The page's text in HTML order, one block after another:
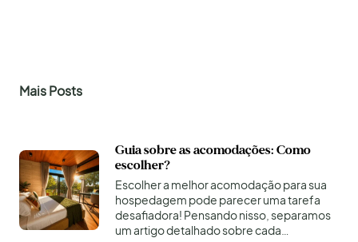
Mais Posts
Guia sobre as acomodações: Como
escolher?
Escolher a melhor acomodação para sua
hospedagem pode parecer uma tarefa
desafiadora! Pensando nisso, separamos
um artigo detalhado sobre cada…